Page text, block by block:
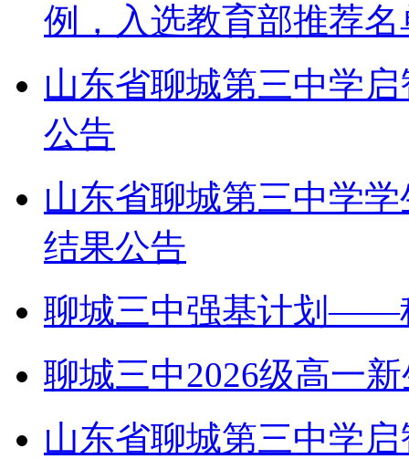
例，入选教育部推荐名
山东省聊城第三中学
公告
山东省聊城第三中学
结果公告
聊城三中强基计划——
聊城三中2026级高一
山东省聊城第三中学